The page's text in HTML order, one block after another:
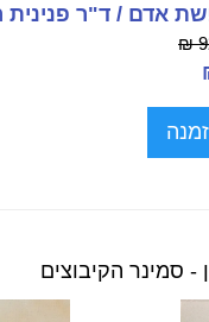
אדם / ד"ר פנינית
- סמינר הקיבוצים